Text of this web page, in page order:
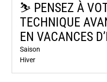
⛷️​ PENSEZ À
TECHNIQUE
EN VACANCES
Saison
Hiver